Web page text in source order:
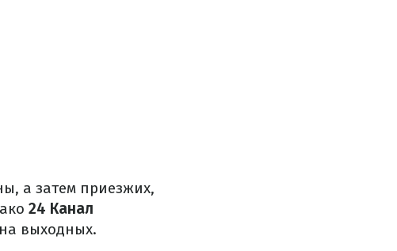
а затем приезжих,
24 Канал
выходных.